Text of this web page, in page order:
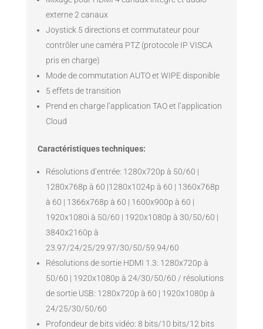
externe 2 canaux
Joystick 5 directions et commutateur pour
contrôler une caméra PTZ (protocole IP VISCA
pris en charge)
Mode de commutation AUTO et WIPE disponible
5 effets de transition
Prend en charge l’application TAO et l’application
Cloud
Caractéristiques techniques:
Résolutions d’entrée: 1280x720p à 50/60 |
1280x768p à 60 |1280x1024p à 60 | 1360x768p
à 60 | 1366x768p à 60 | 1600x900p à 60 |
1920x1080i à 50/60 | 1920x1080p à 30/50/60 |
3840x2160p à
23.97/24/25/29.97/30/50/59.94/60
Résolutions de sortie HDMI 1.3: 1280x720p à
50/60 | 1920x1080p à 24/30/50/60 / résolutions
de sortie USB: 1280x720p à 60 | 1920x1080p à
24/25/30/50/60
Profondeur de bits vidéo: 8 bits/10 bits/12 bits